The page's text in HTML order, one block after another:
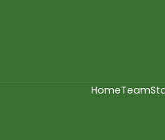
HomeTeam